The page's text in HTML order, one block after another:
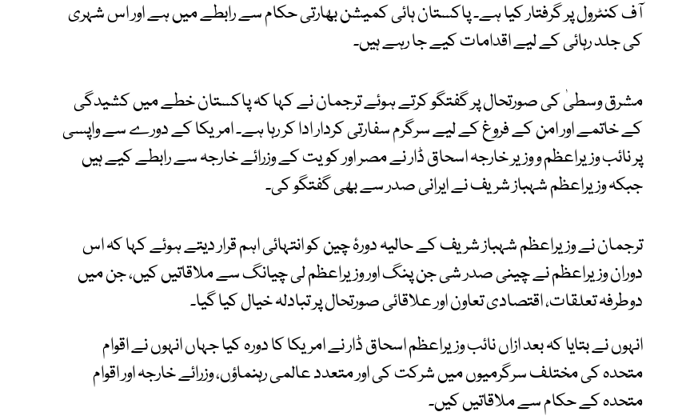
آف کنٹرول پر گرفتار کیا ہے۔ پاکستان ہائی کمیشن بھارتی حکام سے رابطے میں ہے اور اس شہری
کی جلد رہائی کے لیے اقدامات کیے جا رہے ہیں۔
مشرق وسطیٰ کی صورتحال پر گفتگو کرتے ہوئے ترجمان نے کہا کہ پاکستان خطے میں کشیدگی
کے خاتمے اور امن کے فروغ کے لیے سرگرم سفارتی کردار ادا کر رہا ہے۔ امریکا کے دورے سے واپسی
پر نائب وزیراعظم و وزیر خارجہ اسحاق ڈار نے مصر اور کویت کے وزرائے خارجہ سے رابطے کیے ہیں
جبکہ وزیراعظم شہباز شریف نے ایرانی صدر سے بھی گفتگو کی۔
ترجمان نے وزیراعظم شہباز شریف کے حالیہ دورۂ چین کو انتہائی اہم قرار دیتے ہوئے کہا کہ اس
دوران وزیراعظم نے چینی صدر شی جن پنگ اور وزیراعظم لی چیانگ سے ملاقاتیں کیں، جن میں
دوطرفہ تعلقات، اقتصادی تعاون اور علاقائی صورتحال پر تبادلہ خیال کیا گیا۔
انہوں نے بتایا کہ بعد ازاں نائب وزیراعظم اسحاق ڈار نے امریکا کا دورہ کیا جہاں انہوں نے اقوام
متحدہ کی مختلف سرگرمیوں میں شرکت کی اور متعدد عالمی رہنماؤں، وزرائے خارجہ اور اقوام
متحدہ کے حکام سے ملاقاتیں کیں۔